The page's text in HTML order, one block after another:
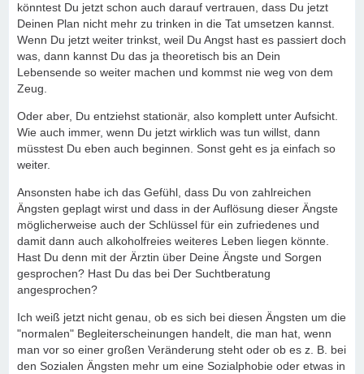
könntest Du jetzt schon auch darauf vertrauen, dass Du jetzt
Deinen Plan nicht mehr zu trinken in die Tat umsetzen kannst.
Wenn Du jetzt weiter trinkst, weil Du Angst hast es passiert doch
was, dann kannst Du das ja theoretisch bis an Dein
Lebensende so weiter machen und kommst nie weg von dem
Zeug.
Oder aber, Du entziehst stationär, also komplett unter Aufsicht.
Wie auch immer, wenn Du jetzt wirklich was tun willst, dann
müsstest Du eben auch beginnen. Sonst geht es ja einfach so
weiter.
Ansonsten habe ich das Gefühl, dass Du von zahlreichen
Ängsten geplagt wirst und dass in der Auflösung dieser Ängste
möglicherweise auch der Schlüssel für ein zufriedenes und
damit dann auch alkoholfreies weiteres Leben liegen könnte.
Hast Du denn mit der Ärztin über Deine Ängste und Sorgen
gesprochen? Hast Du das bei Der Suchtberatung
angesprochen?
Ich weiß jetzt nicht genau, ob es sich bei diesen Ängsten um die
"normalen" Begleiterscheinungen handelt, die man hat, wenn
man vor so einer großen Veränderung steht oder ob es z. B. bei
den Sozialen Ängsten mehr um eine Sozialphobie oder etwas in